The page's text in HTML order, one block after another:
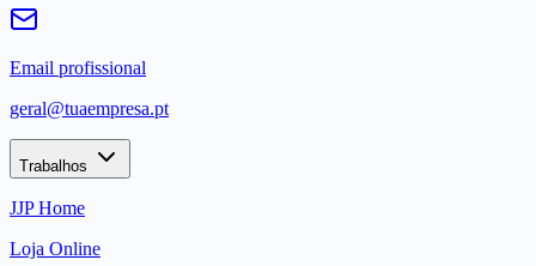
Email profissional
geral@tuaempresa.pt
Trabalhos
JJP Home
Loja Online